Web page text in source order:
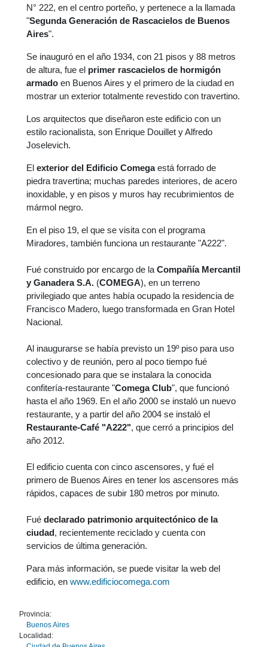
N° 222, en el centro porteño, y pertenece a la llamada
"Segunda Generación de Rascacielos de Buenos
Aires".
Se inauguró en el año 1934, con 21 pisos y 88 metros
de altura, fue el primer rascacielos de hormigón
armado en Buenos Aires y el primero de la ciudad en
mostrar un exterior totalmente revestido con travertino.
Los arquitectos que diseñaron este edificio con un
estilo racionalista, son Enrique Douillet y Alfredo
Joselevich.
El exterior del Edificio Comegaestá forrado de
piedra travertina; muchas paredes interiores, de acero
inoxidable, y en pisos y muros hay recubrimientos de
mármol negro.
En el piso 19, el que se visita con el programa
Miradores, también funciona un restaurante "A222".
Fué construido por encargo de la Compañía Mercantil
y Ganadera S.A. (COMEGA), en un terreno
privilegiado que antes había ocupado la residencia de
Francisco Madero, luego transformada en Gran Hotel
Nacional.
Al inaugurarse se había previsto un 19º piso para uso
colectivo y de reunión, pero al poco tiempo fué
concesionado para que se instalara la conocida
confitería-restaurante "Comega Club", que funcionó
hasta el año 1969. En el año 2000 se instaló un nuevo
restaurante, y a partir del año 2004 se instaló el
Restaurante-Café "A222", que cerró a principios del
año 2012.
El edificio cuenta con cinco ascensores, y fué el
primero de Buenos Aires en tener los ascensores más
rápidos, capaces de subir 180 metros por minuto.
Fué declarado patrimonio arquitectónico de la
ciudad, recientemente reciclado y cuenta con
servicios de última generación.
Para más información, se puede visitar la web del
edificio, en www.edificiocomega.com
Provincia:
Buenos Aires
Localidad: